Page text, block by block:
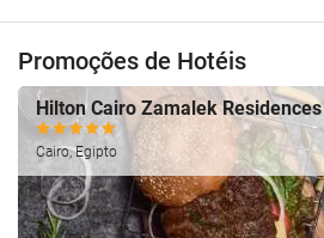
Promoções de Hotéis
Hilton Cairo Zamalek Residences
Cairo, Egipto